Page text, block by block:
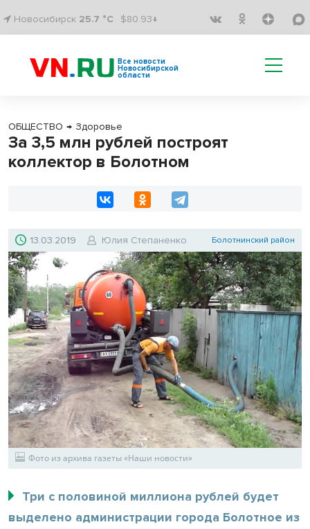
Новосибирск 25.7 °C $80.93↓
Все новости
Новосибирской
области
ОБЩЕСТВО → Здоровье
За 3,5 млн рублей построят
коллектор в Болотном
13.03.2019 Юлия Степаненко Болотнинский район
Фото из архива газеты «Наши новости»
Три с половиной миллиона рублей будет
выделено администрации города Болотное из